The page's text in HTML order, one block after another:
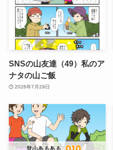
SNSの山友達（49）私のア
ナタの山ご飯
2026年7月29日